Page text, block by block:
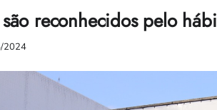
são reconhecidos pelo
2024